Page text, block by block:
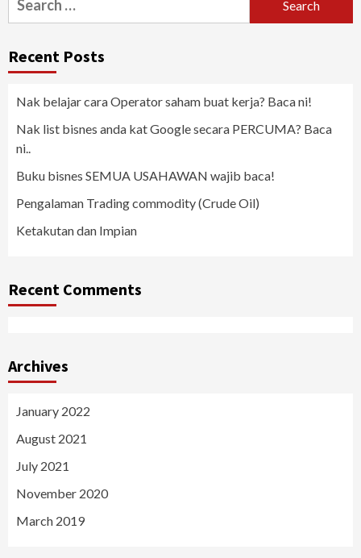
for:
Recent Posts
Nak belajar cara Operator saham buat kerja? Baca ni!
Nak list bisnes anda kat Google secara PERCUMA? Baca
ni..
Buku bisnes SEMUA USAHAWAN wajib baca!
Pengalaman Trading commodity (Crude Oil)
Ketakutan dan Impian
Recent Comments
Archives
January 2022
August 2021
July 2021
November 2020
March 2019